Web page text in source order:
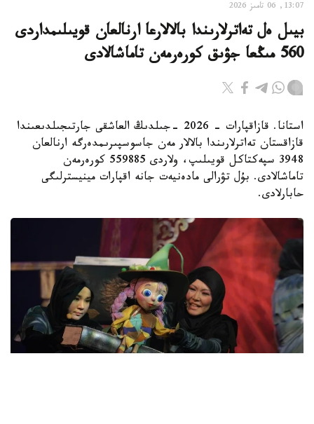
13:07, 06 تامىز 2026
بيىل ەل تەاترلارىندا بالالارعا ارنالعان قويىلىمداردى
560 مىڭعا جۋىق كورەرمەن تاماشالادى
استانا. قازاقپارات - 2026 -جىلدىڭ العاشقى جارتىجىلدىعىندا
قازاقستان تەاترلارىندا بالالار مەن جاسوسپىرىمدەرگە ارنالعان
3948 سپەكتاكل قويىلىپ، ولاردى 559885 كورەرمەن
تاماشالادى. بۇل تۋرالى مادەنيەت جانە اقپارات مينيسترلىگى
حابارلادى.